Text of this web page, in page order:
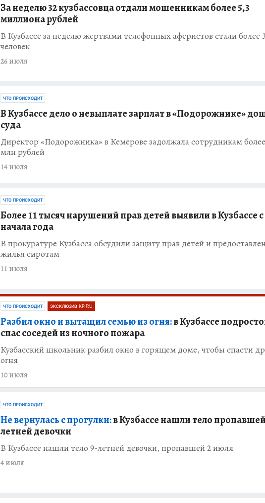
За неделю 32 кузбассовца отдали мошенникам более 5,3
миллиона рублей
В Кузбассе за неделю жертвами телефонных аферистов стали более
человек
26 июля
ЧТО ПРОИСХОДИТ
В Кузбассе дело о невыплате зарплат в «Подорожнике»
суда
Директор «Подорожника» в Кемерове задолжала сотрудникам
млн рублей
14 июля
ЧТО ПРОИСХОДИТ
Более 11 тысяч нарушений прав детей выявили в Кузбассе с
начала года
В прокуратуре Кузбасса обсудили защиту прав детей и
жилья сиротам
11 июля
ЧТО ПРОИСХОДИТ ЭКСКЛЮЗИВ KP.RU
Разбил окно и вытащил семью из огня:в Кузбассе
спас соседей из ночного пожара
Кузбасский школьник разбил окно в горящем доме, чтобы спасти
огня
10 июля
ЧТО ПРОИСХОДИТ
Не вернулась с прогулки:в Кузбассе нашли тело
летней девочки
В Кузбассе нашли тело 9-летней девочки, пропавшей 2 июля
4 июля